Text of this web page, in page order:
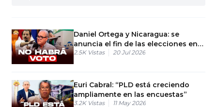
Daniel Ortega y Nicaragua: se
anuncia el fin de las elecciones en
el país
2.5K Vistas 20 Jul 2026
Euri Cabral: “PLD está creciendo
ampliamente en las encuestas”
3.2K Vistas 11 May 2026